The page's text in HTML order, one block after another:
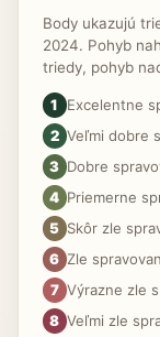
Body ukazujú
2024. Pohyb
triedy, pohyb
1 Excelentne
2 Veľmi dobre
3 Dobre
4 Priemerne
5 Skôr zle
6 Zle
7 Výrazne zle
8 Veľmi zle